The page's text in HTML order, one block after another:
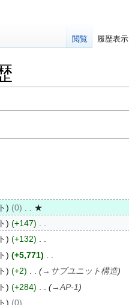
0
★
+147
+132
+5,771
+2 → サブユニット構造
+284 →AP-1
0
閲覧 履歴表示